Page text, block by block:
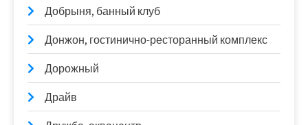
Добрыня, банный клуб
Донжон, гостинично-ресторанный комплекс
Дорожный
Драйв